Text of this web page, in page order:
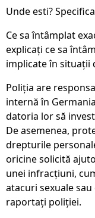
Unde esti?
Ce sa întâmplat
explicați ce sa
implicate în situații
Poliția are
internă în
datoria lor să
De asemenea,
drepturile
oricine solicită
unei infracțiuni,
atacuri sexuale
raportați poliției.